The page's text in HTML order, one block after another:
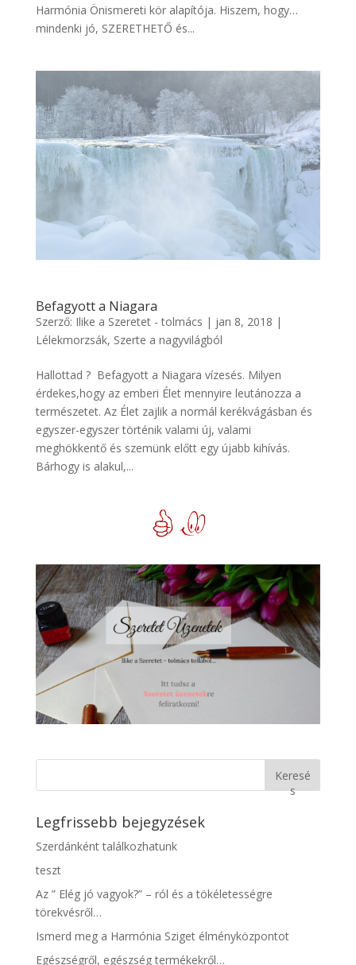
Harmónia Önismereti kör alapítója. Hiszem, hogy…
mindenki jó, SZERETHETŐ és...
Befagyott a Niagara
Szerző: Ilike a Szeretet - tolmács | jan 8, 2018 |
Lélekmorzsák, Szerte a nagyvilágból
Hallottad ? Befagyott a Niagara vízesés. Milyen
érdekes,hogy az emberi Élet mennyire leutánozza a
természetet. Az Élet zajlik a normál kerékvágásban és
egyszer-egyszer történik valami új, valami
meghökkentő és szemünk előtt egy újabb kihívás.
Bárhogy is alakul,...
Keresé
s
Legfrissebb bejegyzések
Szerdánként találkozhatunk
teszt
Az ” Elég jó vagyok?” – ról és a tökéletességre
törekvésről…
Ismerd meg a Harmónia Sziget élményközpontot
Egészségről, egészség termékekről…